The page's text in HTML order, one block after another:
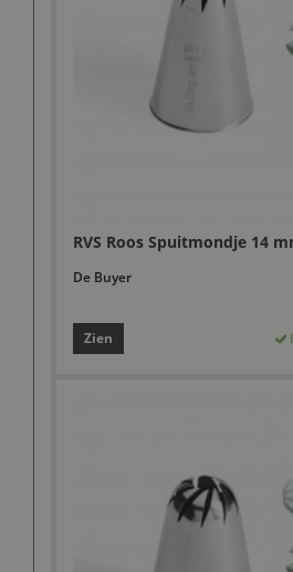
RVS Roos Spuitmondje 14
De Buyer
Zien